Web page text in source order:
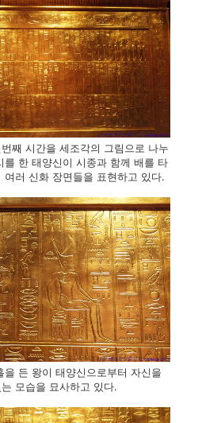
째 시간을 세조각의 그림으로 나누
를 한 태양신이 시종과 함께 배를 타
러 신화 장면들을 표현하고 있다.
든 왕이 태양신으로부터 자신을
모습을 묘사하고 있다.